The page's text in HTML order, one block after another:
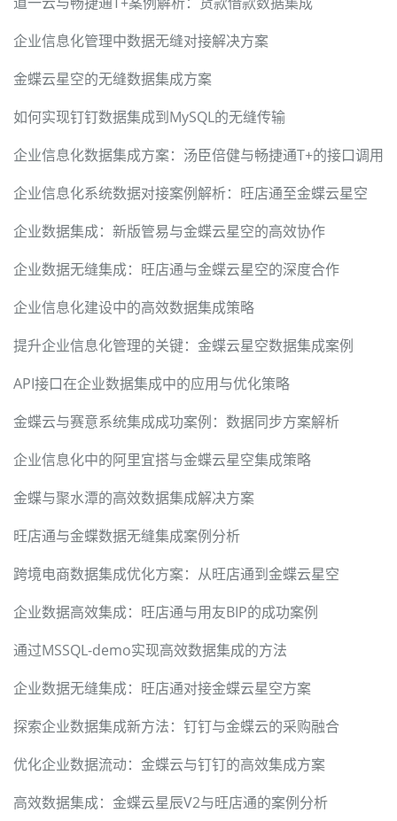
企业信息化管理中数据无缝对接解决方案
金蝶云星空的无缝数据集成方案
如何实现钉钉数据集成到MySQL的无缝传输
企业信息化数据集成方案：汤臣倍健与畅捷通T+的接口调用
企业信息化系统数据对接案例解析：旺店通至金蝶云星空
企业数据集成：新版管易与金蝶云星空的高效协作
企业数据无缝集成：旺店通与金蝶云星空的深度合作
企业信息化建设中的高效数据集成策略
提升企业信息化管理的关键：金蝶云星空数据集成案例
API接口在企业数据集成中的应用与优化策略
金蝶云与赛意系统集成成功案例：数据同步方案解析
企业信息化中的阿里宜搭与金蝶云星空集成策略
金蝶与聚水潭的高效数据集成解决方案
旺店通与金蝶数据无缝集成案例分析
跨境电商数据集成优化方案：从旺店通到金蝶云星空
企业数据高效集成：旺店通与用友BIP的成功案例
通过MSSQL-demo实现高效数据集成的方法
企业数据无缝集成：旺店通对接金蝶云星空方案
探索企业数据集成新方法：钉钉与金蝶云的采购融合
优化企业数据流动：金蝶云与钉钉的高效集成方案
高效数据集成：金蝶云星辰V2与旺店通的案例分析